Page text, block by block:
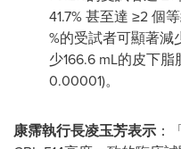
41.7% 甚至達 ≥2 個
%的受試者可顯著減
少166.6 mL的皮下
0.00001)。
康霈執行長凌玉芳表示 ：